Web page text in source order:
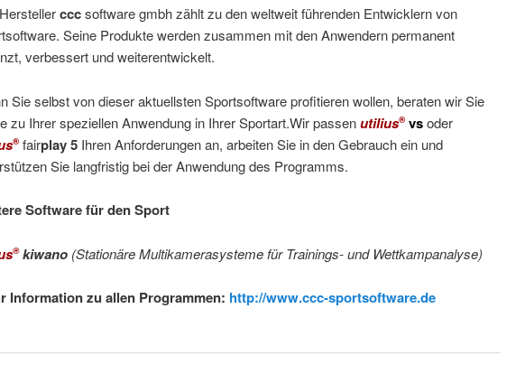
cccsoftware gmbh zählt zu den weltweit führenden Entwicklern von
Seine Produkte werden zusammen mit den Anwendern permanent
verbessert und weiterentwickelt.
Sie selbst von dieser aktuellsten Sportsoftware profitieren wollen, beraten wir Sie
zu Ihrer speziellen Anwendung in Ihrer Sportart.Wir passenutilius® vsoder
®fairplay 5 Ihren Anforderungen an, arbeiten Sie in den Gebrauch ein und
Sie langfristig bei der Anwendung des Programms.
Software für den Sport
® kiwano (Stationäre Multikamerasysteme für Trainings- und Wettkampanalyse)
Information zu allen Programmen: http://www.ccc-sportsoftware.de